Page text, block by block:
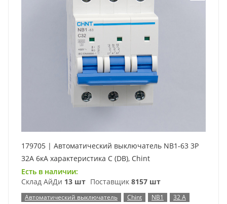
179705 | Автоматический выключатель NB1-63 3P
32А 6кА характеристика C (DB), Chint
Есть в наличии:
Склад АйДи 13 шт Поставщик 8157 шт
Автоматический выключатель Chint NB1
32 А